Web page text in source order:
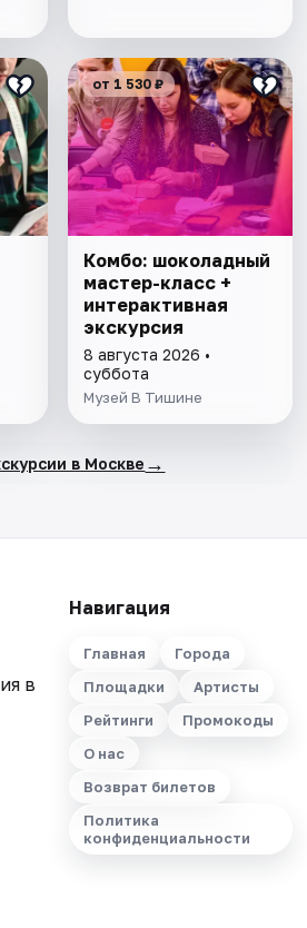
от 1 530 ₽
Комбо: шоколадный
мастер-класс +
интерактивная
экскурсия
8 августа 2026 •
суббота
Музей В Тишине
в Москве →
в
Навигация
Главная
Города
Площадки
Артисты
Рейтинги
Промокоды
О нас
Возврат билетов
Политика
конфиденциальности